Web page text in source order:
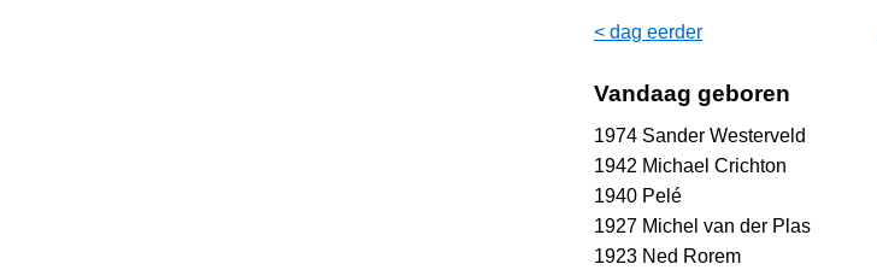
< dag eerder
Vandaag geboren
1974 Sander Westerveld
1942 Michael Crichton
1940 Pelé
1927 Michel van der Plas
1923 Ned Rorem